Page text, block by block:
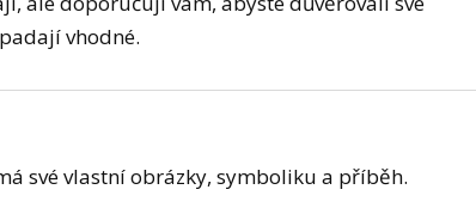
vhodné.
své vlastní obrázky, symboliku a příběh.